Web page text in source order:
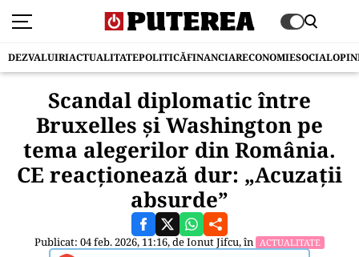
DEZVALUIRIACTUALITATEPOLITICĂFINANCIARECONOMIESOCIAL
Scandal diplomatic între
Bruxelles și Washington pe
tema alegerilor din România.
CE reacționează dur: „Acuzații
absurde”
Publicat: 04 feb. 2026, 11:16, deIonut Jifcu, în ACTUALITATE